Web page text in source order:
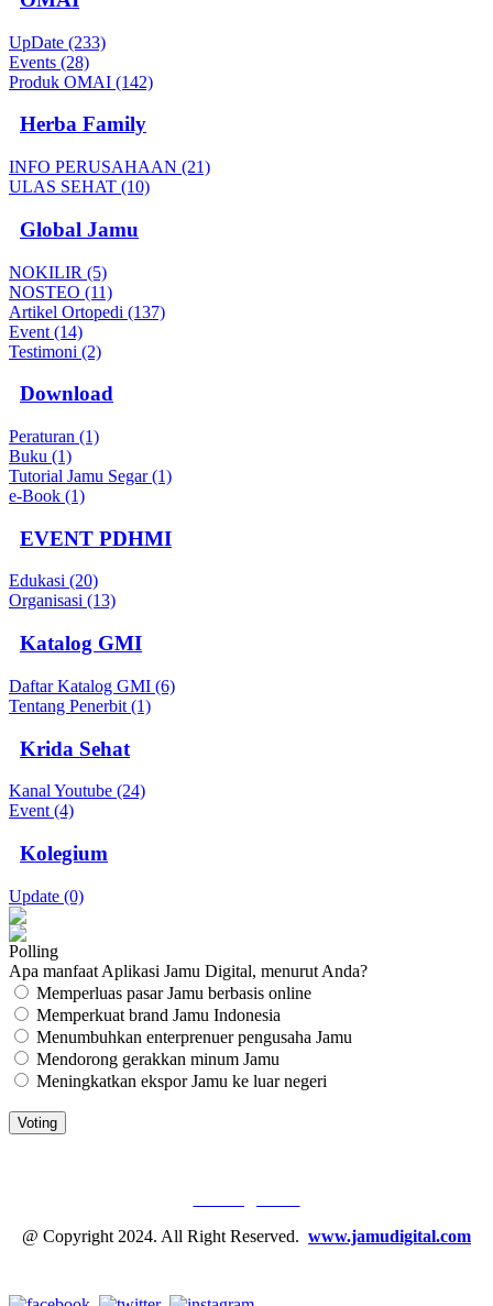
UpDate (233)
Events (28)
Produk OMAI (142)
Herba Family
INFO PERUSAHAAN (21)
ULAS SEHAT (10)
Global Jamu
NOKILIR (5)
NOSTEO (11)
Artikel Ortopedi (137)
Event (14)
Testimoni (2)
Download
Peraturan (1)
Buku (1)
Tutorial Jamu Segar (1)
e-Book (1)
EVENT PDHMI
Edukasi (20)
Organisasi (13)
Katalog GMI
Daftar Katalog GMI (6)
Tentang Penerbit (1)
Krida Sehat
Kanal Youtube (24)
Event (4)
Kolegium
Update (0)
Polling
Apa manfaat Aplikasi Jamu Digital, menurut Anda?
Memperluas pasar Jamu berbasis online
Memperkuat brand Jamu Indonesia
Menumbuhkan enterprenuer pengusaha Jamu
Mendorong gerakkan minum Jamu
Meningkatkan ekspor Jamu ke luar negeri
@ Copyright 2024. All Right Reserved. www.jamudigital.com